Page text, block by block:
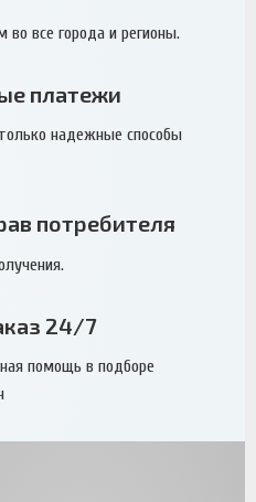
все города и регионы.
платежи
надежные способы
потребителя
24/7
помощь в подборе